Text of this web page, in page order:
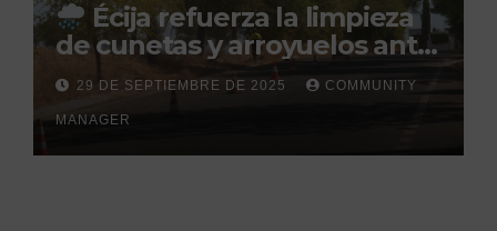
Écija refuerza la limpieza
de cunetas y arroyuelos ante
la llegada de las lluvias
otoñales
29 DE SEPTIEMBRE DE 2025 COMMUNITY
MANAGER